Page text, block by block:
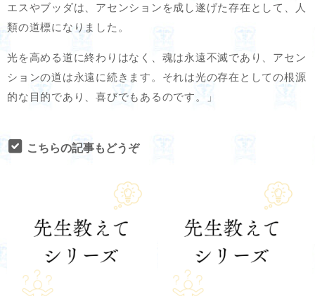
エスやブッダは、アセンションを成し遂げた存在として、人
類の道標になりました。
光を高める道に終わりはなく、魂は永遠不滅であり、アセン
ションの道は永遠に続きます。それは光の存在としての根源
的な目的であり、喜びでもあるのです。」
こちらの記事もどうぞ